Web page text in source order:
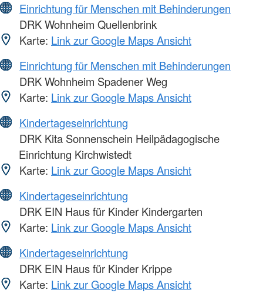
Einrichtung für Menschen mit Behinderungen
DRK Wohnheim Quellenbrink
Karte: Link zur Google Maps Ansicht
Einrichtung für Menschen mit Behinderungen
DRK Wohnheim Spadener Weg
Karte: Link zur Google Maps Ansicht
Kindertageseinrichtung
DRK Kita Sonnenschein Heilpädagogische
Einrichtung Kirchwistedt
Karte: Link zur Google Maps Ansicht
Kindertageseinrichtung
DRK EIN Haus für Kinder Kindergarten
Karte: Link zur Google Maps Ansicht
Kindertageseinrichtung
DRK EIN Haus für Kinder Krippe
Karte: Link zur Google Maps Ansicht